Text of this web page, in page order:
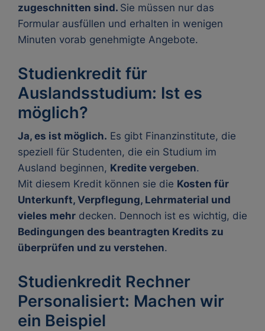
zugeschnitten sind. Sie müssen nur das
Formular ausfüllen und erhalten in wenigen
Minuten vorab genehmigte Angebote.
Studienkredit für
Auslandsstudium: Ist es
möglich?
Ja, es ist möglich. Es gibt Finanzinstitute, die
speziell für Studenten, die ein Studium im
Ausland beginnen, Kredite vergeben.
Mit diesem Kredit können sie die Kosten für
Unterkunft, Verpflegung, Lehrmaterial und
vieles mehr decken. Dennoch ist es wichtig, die
Bedingungen des beantragten Kredits zu
überprüfen und zu verstehen.
Studienkredit Rechner
Personalisiert: Machen wir
ein Beispiel